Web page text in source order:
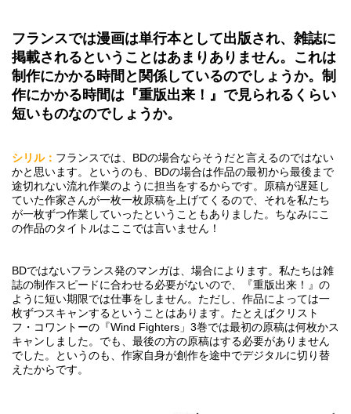
フランスでは漫画は単行本として出版され、雑誌に
掲載されるということはあまりありません。これは
制作にかかる時間と関係しているのでしょうか。制
作にかかる時間は『重版出来！』で見られるくらい
短いものなのでしょうか。
シリル： フランスでは、BDの場合ならそうだと言えるのではない
かと思います。というのも、BDの場合は作品の最初から最後まで
途切れない流れ作業のように担当をするからです。原稿が遅延し
ていた作家さんが一枚一枚原稿を上げてくるので、それを私たち
が一枚ずつ作業していったということもありました。ちなみにこ
の作品のタイトルはここでは言いません！
BDではないフランス発のマンガは、場合によります。私たちは雑
誌の制作スピードに合わせる必要がないので、『重版出来！』の
ように短い期限では仕事をしません。ただし、作品によっては一
枚ずつスキャンするということはあります。たとえばクリスト
フ・コワントーの『Wind Fighters」3巻では最初の原稿は何枚かス
キャンしました。でも、最後の方の原稿はする必要がありません
でした。というのも、作家自身が創作を途中でデジタルに切り替
えたからです。